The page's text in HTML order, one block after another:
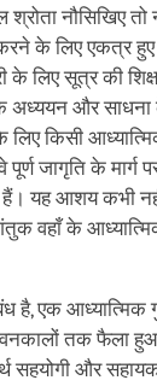
नौसिखिए
के लिए एकत्र हुए
के लिए सूत्र की
और साधना के
के लिए किसी
जागृति के मार्ग
यह आशय कभी
वहाँ के
है, एक आध्यात्मिक
तक फैला
सहयोगी और